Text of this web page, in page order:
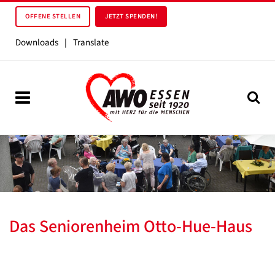
OFFENE STELLEN JETZT SPENDEN!
Downloads | Translate
Das Seniorenheim Otto-Hue-Haus